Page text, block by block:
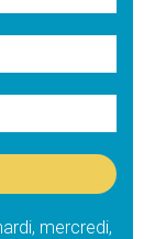
mercredi,